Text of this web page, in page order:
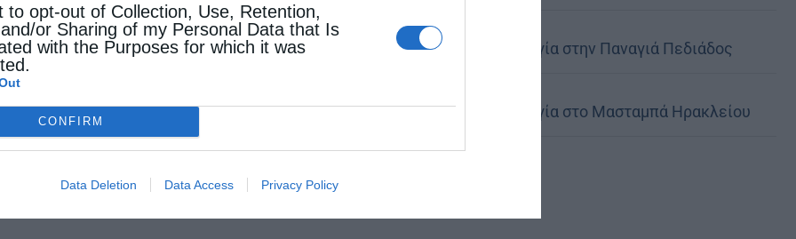
to opt-out of Collection, Use, Retention,
or Sharing of my Personal Data that Is
with the Purposes for which it was
CONFIRM
Data Deletion Data Access Privacy Policy
22 Μαρτίου 2016
μια πρωτότυπη και πρωτόγνωρη εκδήλωση
της Πάτρας, έδωσαν το δικό τους μήνυμα, για
τού ανθρώπου, για την ενότητα, την ευγενή
και τις αξίες …
Θεία Λειτουργία στην Παναγιά Πεδιάδος
Θεία Λειτουργία στο Μασταμπά Ηρακλείου